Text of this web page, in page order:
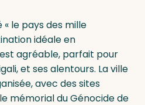
« le pays des mille
idéale en
agréable, parfait pour
et ses alentours. La ville
avec des sites
mémorial du Génocide de